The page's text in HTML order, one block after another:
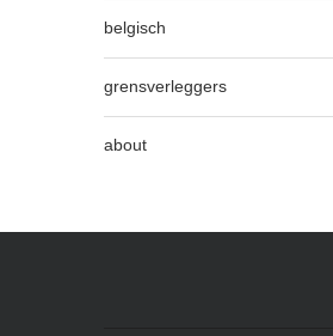
belgisch
grensverleggers
about